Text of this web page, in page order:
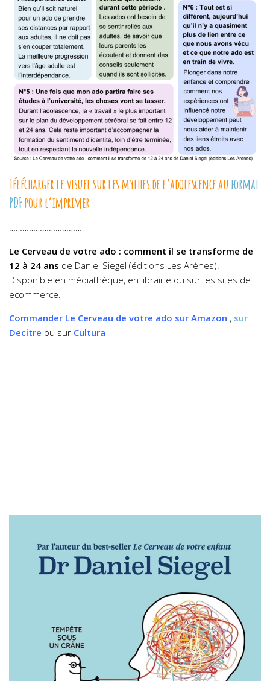
Télécharger le visuel sur les mythes de l’adolescence auformat
PDFpour l’imprimer
……………………………
Le Cerveau de votre ado : comment il se transforme de
12 à 24 ans de Daniel Siegel (éditions Les Arènes).
Disponible en médiathèque, en librairie ou sur les sites de
ecommerce.
Commander Le Cerveau de votre ado sur Amazon , sur
Decitre ou sur Cultura